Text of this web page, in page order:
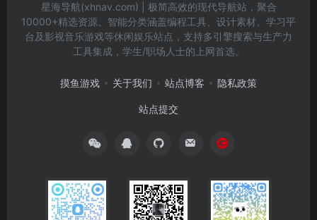
星海导航(xhnav.com) | 极简高效的现代导航站，聚合
10000+精选资源。智能分类涵盖编程工具、设计素材、学习平
台及影视音乐游戏等休闲娱乐站点，支持多引擎搜索与生产力
工具集成，学生/职场人士的上网首选。
摸鱼游戏 关于我们 站点博客 隐私政策
站点提交